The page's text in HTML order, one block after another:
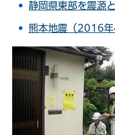
静岡県東部を震源
熊本地震（2016